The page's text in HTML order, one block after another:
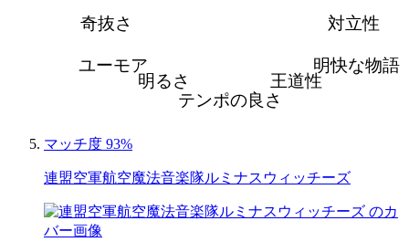
対立性
明快な物語
王道性
テンポの良さ
明るさ
ユーモア
奇抜さ
マッチ度 93%
連盟空軍航空魔法音楽隊ルミナスウィッチーズ